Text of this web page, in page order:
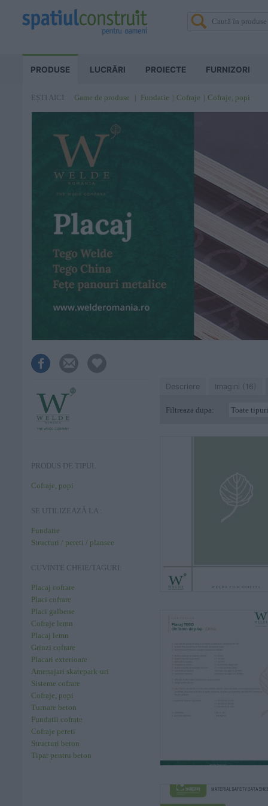
PRODUSE LUCRĂRI PROIECTE FURNIZORI
EȘTI AICI: Game de produse Fundatie Cofraje Cofraje, popi
PRODUS DE TIPUL
Cofraje, popi
SE UTILIZEAZĂ LA :
Fundatie
Structuri / pereti / plansee
CUVINTE CHEIE/TAGURI:
Placaj cofrare
Placi cofrare
Placi galbene
Cofraje lemn
Placaj lemn
Grinzi cofrare
Placari exterioare
Amenajari skatepark-uri
Sisteme cofrare
Cofraje, popi
Turnare beton
Fundatii cofrate
Cofraje pereti
Structuri beton
Tipar pentru beton
Descriere Imagini (16)
Filtreaza dupa: